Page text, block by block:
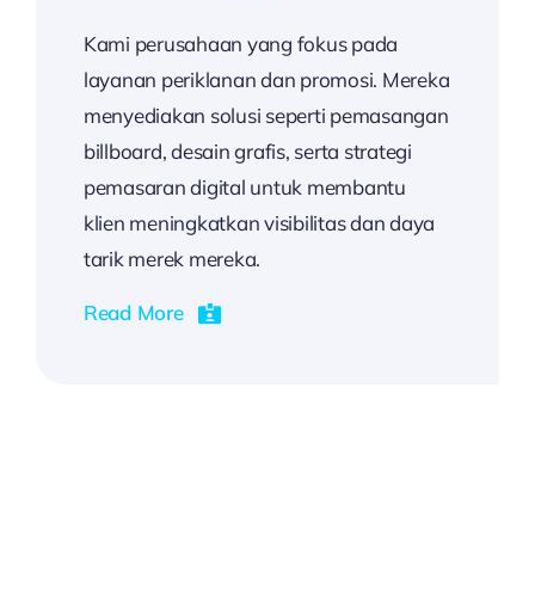
Kami perusahaan yang fokus pada
layanan periklanan dan promosi. Mereka
menyediakan solusi seperti pemasangan
billboard, desain grafis, serta strategi
pemasaran digital untuk membantu
klien meningkatkan visibilitas dan daya
tarik merek mereka.
Read More